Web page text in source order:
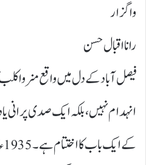
واگزار
رانا اقبال حسن
فیصل آباد کے دل میں واقع منروا
انہدام نہیں، بلکہ ایک صدی پرانی